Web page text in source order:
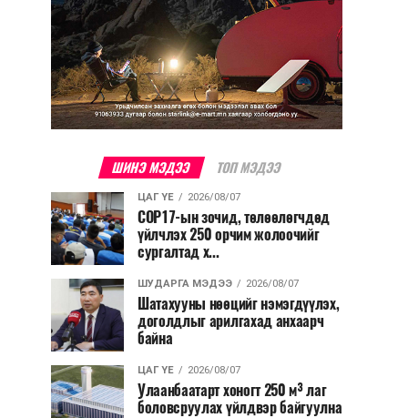
ШИНЭ МЭДЭЭ ТОП МЭДЭЭ
ЦАГ ҮЕ 2026/08/07
COP17-ын зочид, төлөөлөгчдөд
үйлчлэх 250 орчим жолоочийг
сургалтад х...
ШУДАРГА МЭДЭЭ 2026/08/07
Шатахууны нөөцийг нэмэгдүүлэх,
доголдлыг арилгахад анхаарч
байна
ЦАГ ҮЕ 2026/08/07
Улаанбаатарт хоногт 250 м³ лаг
боловсруулах үйлдвэр байгуулна